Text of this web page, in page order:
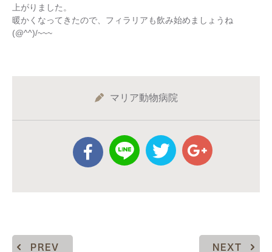
上がりました。
暖かくなってきたので、フィラリアも飲み始めましょうね
(@^^)/~~~
マリア動物病院
PREV NEXT